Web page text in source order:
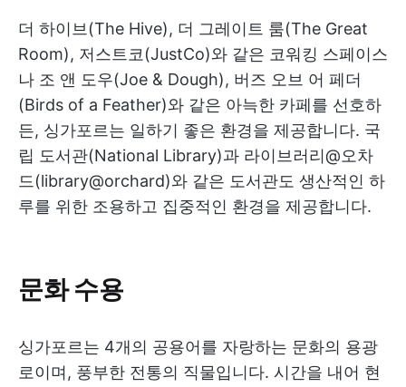
더 하이브(The Hive), 더 그레이트 룸(The Great
Room), 저스트코(JustCo)와 같은 코워킹 스페이스
나 조 앤 도우(Joe & Dough), 버즈 오브 어 페더
(Birds of a Feather)와 같은 아늑한 카페를 선호하
든, 싱가포르는 일하기 좋은 환경을 제공합니다. 국
립 도서관(National Library)과 라이브러리@오차
드(library@orchard)와 같은 도서관도 생산적인 하
루를 위한 조용하고 집중적인 환경을 제공합니다.
문화 수용
싱가포르는 4개의 공용어를 자랑하는 문화의 용광
로이며, 풍부한 전통의 직물입니다. 시간을 내어 현